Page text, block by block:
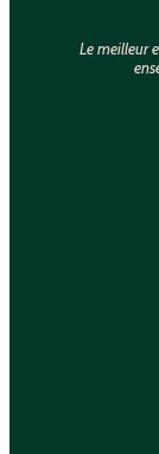
Le meilleur